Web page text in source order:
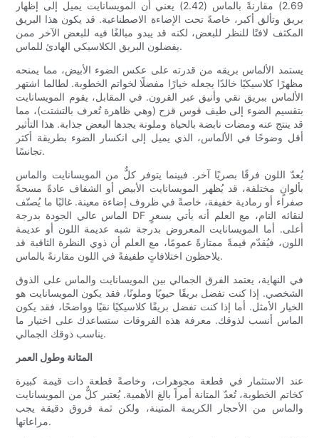
2.69) مقارنةً بالماس (2.42) يعني أن المويسانايت يميل إلى إظهار
بريق وتألق أكبر، خاصةً تحت الإضاءة الاصطناعية. قد يكون هذا البريق
المكثف لافتًا للنظر للبعض، لكنه قد يبدو مبالغًا فيه للبعض الآخر ممن
يفضلون البريق الكلاسيكي الهادئ للماس.
يستمد الألماس بريقه من قدرته على عكس الضوء الأبيض، مما يمنحه
مظهرًا كلاسيكيًا خالدًا يجعله خيارًا مفضلًا لخواتم الخطوبة. لطالما اشتهر
الألماس ببريق نقي وأنيق عبر القرون. في المقابل، يقوم المويسانايت
بتقسيم الضوء إلى طيف قوس قزح (وهي ظاهرة تُعرف بالتشتت)، مما
قد ينتج عنه ومضات نابضة بالحياة وملونة يجدها البعض جذابة. هذا التأثير
أقل وضوحًا في الألماس، الذي يميل إلى انكسار الضوء بطريقة أكثر
تجانسًا.
يُعدّ اللون فرقًا بصريًا آخر. فبينما يتوفر كلٌّ من المويسانايت والماس
بألوانٍ مختلفة، قد يُظهر المويسانايت الأبيض أو الشفاف عادةً مسحةً
صفراء أو رمادية خفيفة، خاصةً في ظروف إضاءة معينة. غالبًا ما يُصنّف
الماس عالي الجودة بدرجة DF لنقائه التام، مع العلم أنه يأتي بسعرٍ
أعلى. أما المويسانايت المعروض بدرجة شبه عديمة اللون أو عديمة
اللون، فيُقدّم قيمةً ممتازةً عمومًا، مع العلم أن ذوي النظرة الثاقبة قد
يلاحظون اختلافاتٍ طفيفةً في اللون مقارنةً بالماس.
في النهاية، يعتمد الفرق الجمالي بين المويسانايت والماس على الذوق
الشخصي. إذا كنت تفضل بريقًا حيويًا وملونًا، فقد يكون المويسانايت هو
الخيار الأمثل. أما إذا كنت تفضل بريقًا كلاسيكيًا نقيًا وواضحًا، فقد يكون
الماس أنسب لذوقك. معرفة هذه الفروقات ستساعدك على اختيار ما
يناسب ذوقك الجمالي.
المتانة وطول العمر
عند الاستثمار في قطعة مجوهرات، وخاصةً قطعة ذات قيمة كبيرة
كخاتم الخطوبة، تُعدّ المتانة أمراً بالغ الأهمية. يُعتبر كلٌّ من المويسانايت
والماس من الأحجار الكريمة المتينة، ولكن ثمة فروق دقيقة يجب
مراعاتها.